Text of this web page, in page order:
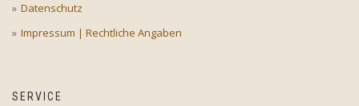
Datenschutz
Impressum | Rechtliche Angaben
SERVICE